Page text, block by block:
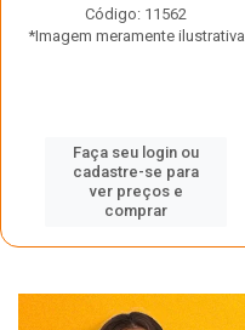
Código: 11562
*Imagem meramente ilustrativa
Faça seu login ou
cadastre-se para
ver preços e
comprar